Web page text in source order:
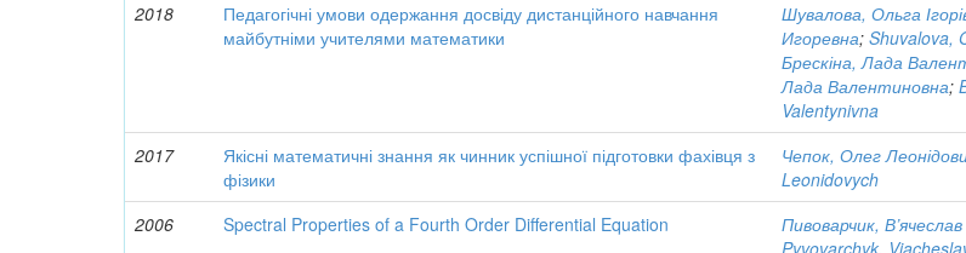
2018
Педагогічні умови одержання досвіду дистанційного навчання
майбутніми учителями математики
Шувалова, Ольга
Игоревна;Shuvalova,
Брескіна, Лада
Лада Валентиновна;
Valentynivna
2017
Якісні математичні знання як чинник успішної підготовки фахівця з
фізики
Чепок, Олег
Leonidovych
2006
Spectral Properties of a Fourth Order Differential Equation Пивоварчик,
Pyvovarchyk,